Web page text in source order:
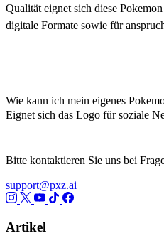
Qualität eignet sich diese
digitale Formate sowie für
Wie kann ich mein eigenes
Eignet sich das Logo für soziale
Bitte kontaktieren Sie uns bei
support@pxz.ai
Artikel